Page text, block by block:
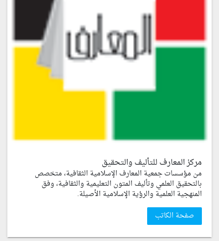
مركز المعارف للتأليف والتحقيق
من مؤسسات جمعية المعارف الإسلامية الثقافية، متخصص
بالتحقيق العلمي وتأليف المتون التعليمية والثقافية، وفق
المنهجية العلمية والرؤية الإسلامية الأصيلة.
صفحة الكاتب